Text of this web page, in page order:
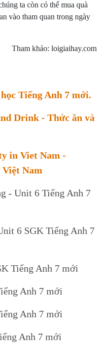
ta còn có thể mua quà
vào tham quan trong ngày
Tham khảo: loigiaihay.com
Tiếng Anh 7 mới.
Drink - Thức ăn và
in Viet Nam -
Nam
- Unit 6 Tiếng Anh 7
6 SGK Tiếng Anh 7
Tiếng Anh 7 mới
Anh 7 mới
Anh 7 mới
Anh 7 mới